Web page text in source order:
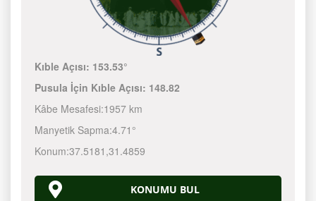
Kıble Açısı: 153.53°
Pusula İçin Kıble Açısı: 148.82
Kâbe Mesafesi:1957 km
Manyetik Sapma:4.71°
Konum:37.5181 ,31.4859
KONUMU BUL